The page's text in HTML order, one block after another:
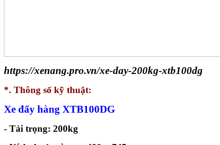
https://xenang.pro.vn/xe-day-200kg-xtb100dg
*. Thông số kỹ thuật:
Xe đẩy hàng XTB100DG
- Tải trọng: 200kg